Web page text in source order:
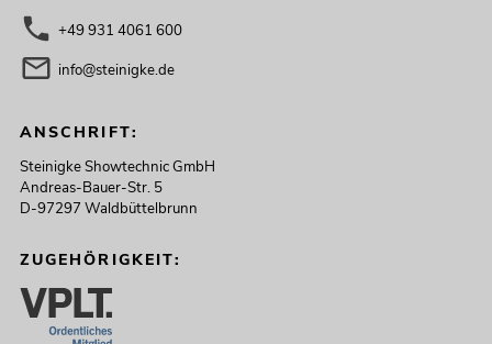
+49 931 4061 600
info@steinigke.de
ANSCHRIFT:
Steinigke Showtechnic GmbH
Andreas-Bauer-Str. 5
D-97297 Waldbüttelbrunn
ZUGEHÖRIGKEIT: